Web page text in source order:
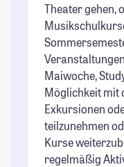
Theater gehen,
Maiwoche,
Möglichkeit mit
Exkursionen
teilzunehmen
Kurse
regelmäßig